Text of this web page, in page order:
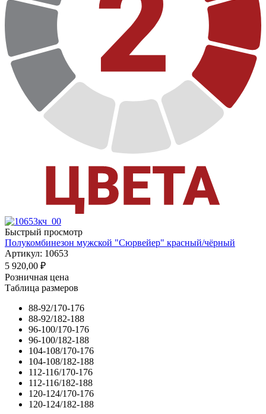
Быстрый просмотр
Полукомбинезон мужской "Сюрвейер" красный/чёрный
Артикул: 10653
5 920,00 ₽
Розничная цена
Таблица размеров
88-92/170-176
88-92/182-188
96-100/170-176
96-100/182-188
104-108/170-176
104-108/182-188
112-116/170-176
112-116/182-188
120-124/170-176
120-124/182-188